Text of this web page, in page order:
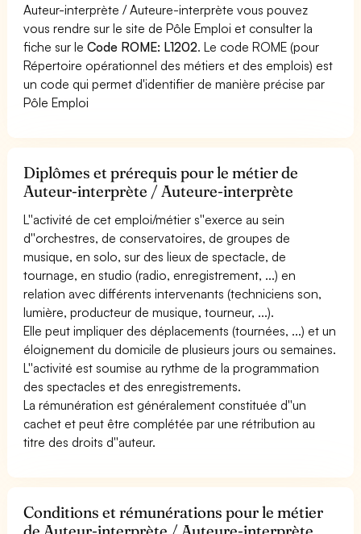
Auteur-interprète / Auteure-interprète vous pouvez
vous rendre sur le site de Pôle Emploi et consulter la
fiche sur leCode ROME: L1202. Le code ROME (pour
Répertoire opérationnel des métiers et des emplois) est
un code qui permet d'identifier de manière précise par
Pôle Emploi
Diplômes et prérequis pour le métier de
Auteur-interprète / Auteure-interprète
L''activité de cet emploi/métier s''exerce au sein
d''orchestres, de conservatoires, de groupes de
musique, en solo, sur des lieux de spectacle, de
tournage, en studio (radio, enregistrement, ...) en
relation avec différents intervenants (techniciens son,
lumière, producteur de musique, tourneur, ...).
Elle peut impliquer des déplacements (tournées, ...) et un
éloignement du domicile de plusieurs jours ou semaines.
L''activité est soumise au rythme de la programmation
des spectacles et des enregistrements.
La rémunération est généralement constituée d''un
cachet et peut être complétée par une rétribution au
titre des droits d''auteur.
Conditions et rémunérations pour le métier